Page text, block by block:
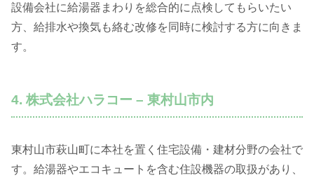
設備会社に給湯器まわりを総合的に点検してもらいたい
方、給排水や換気も絡む改修を同時に検討する方に向きま
す。
4. 株式会社ハラコー – 東村山市内
東村山市萩山町に本社を置く住宅設備・建材分野の会社で
す。給湯器やエコキュートを含む住設機器の取扱があり、